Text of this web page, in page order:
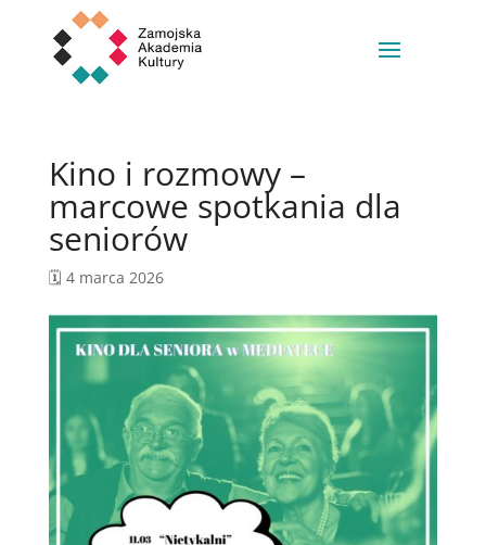
Kino i rozmowy –
marcowe spotkania dla
seniorów
🗓️ 4 marca 2026